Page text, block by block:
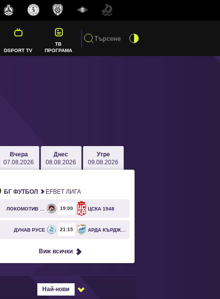
DSPORT TV
ТВ
ПРОГРАМА
Вчера
07.08.2026
Днес
08.08.2026
Утре
09.08.2026
БГ ФУТБОЛ EFBET ЛИГА
19 00 ЦСКА 1948
ДУНАВ РУСЕ 21 15
Виж всички
Най-нови